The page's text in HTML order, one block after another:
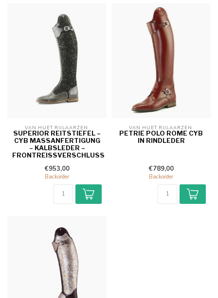
VAN HUET RIJLAARZEN
SUPERIOR REITSTIEFEL –
CYB MASSANFERTIGUNG –
KALBSLEDER – F
RONTREISSVERSCHLUSS
€953,00
Backorder
VAN HUET RIJLAARZEN
PETRIE POLO ROME CYB
IN RINDLEDER
€789,00
Backorder